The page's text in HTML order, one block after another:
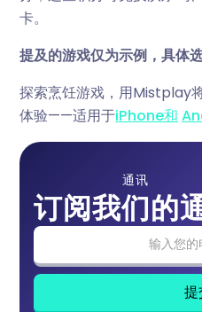
卡。
提及的游戏仅为示例，具体
探索烹饪游戏，用Mistplay
体验——适用于iPhone和
通讯
订阅我们的